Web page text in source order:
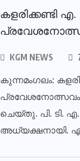
കളരിക്കണ്ടി
KGM NEWS
കുന്നമംഗലം:
പ്രവേശനോത്സവം
ചെയ്തു. പി. ടി.